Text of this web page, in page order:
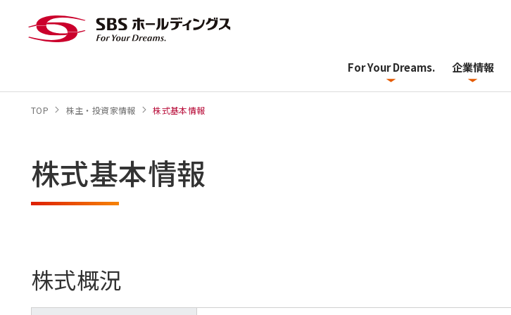
For Your Dreams. 企業情報
TOP 株主・投資家情報 株式基本情報
株式基本情報
株式概況